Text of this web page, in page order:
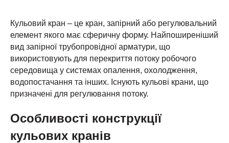
Кульовий кран – це кран, запірний або регулювальний
елемент якого має сферичну форму. Найпоширеніший
вид запірної трубопровідної арматури, що
використовують для перекриття потоку робочого
середовища у системах опалення, охолодження,
водопостачання та інших. Існують кульові крани, що
призначені для регулювання потоку.
Особливості конструкції
кульових кранів